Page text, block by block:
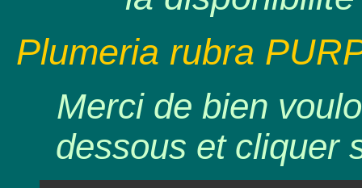
Plumeria rubra
Merci de bien
dessous et cliquer